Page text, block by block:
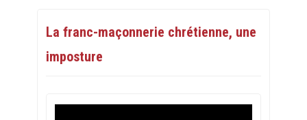
La franc-maçonnerie chrétienne, une
imposture